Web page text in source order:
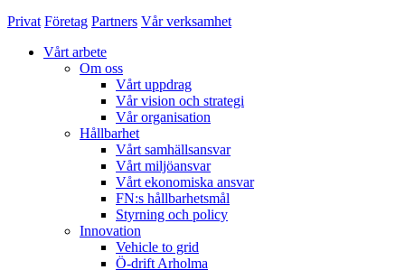
Privat Företag Partners Vår verksamhet
Vårt arbete
Om oss
Vårt uppdrag
Vår vision och strategi
Vår organisation
Hållbarhet
Vårt samhällsansvar
Vårt miljöansvar
Vårt ekonomiska ansvar
FN:s hållbarhetsmål
Styrning och policy
Innovation
Vehicle to grid
Ö-drift Arholma